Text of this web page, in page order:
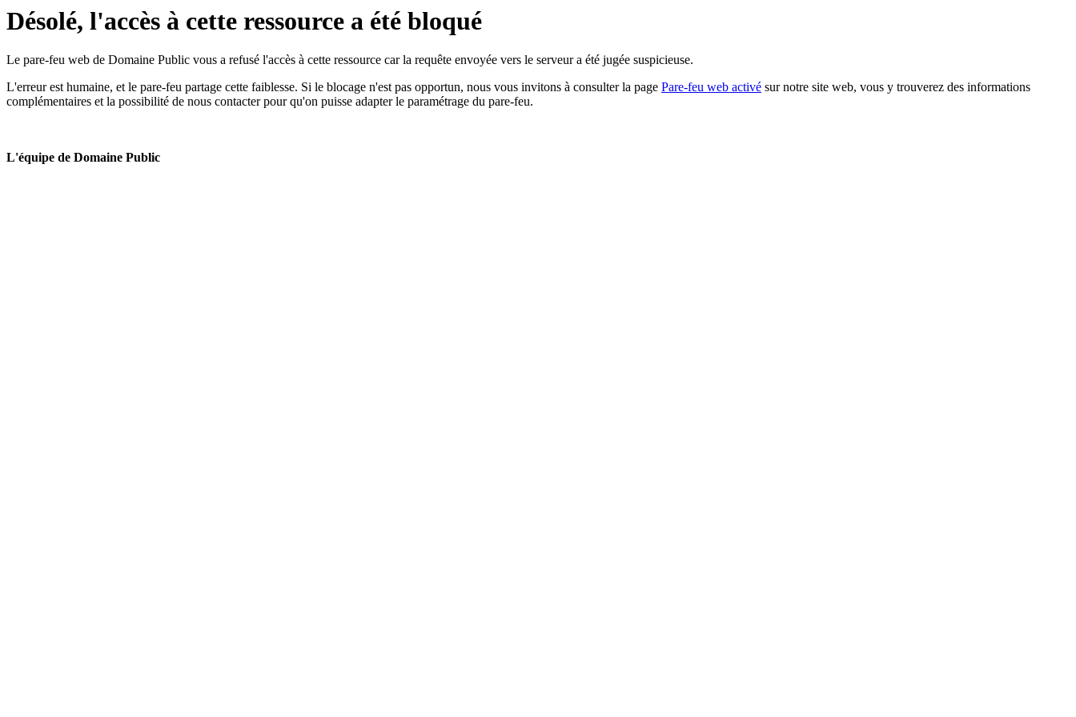
Désolé, l'accès à cette ressource a été bloqué
Le pare-feu web de Domaine Public vous a refusé l'accès à cette ressource car la requête envoyée vers le serveur a été jugée suspicieuse.
L'erreur est humaine, et le pare-feu partage cette faiblesse. Si le blocage n'est pas opportun, nous vous invitons à consulter la page Pare-feu web activé sur notre site web, vous y trouverez des informations
complémentaires et la possibilité de nous contacter pour qu'on puisse adapter le paramétrage du pare-feu.
L'équipe de Domaine Public